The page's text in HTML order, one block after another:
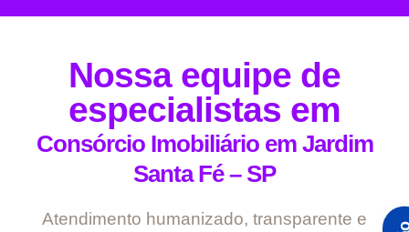
Nossa equipe de
especialistas em
Consórcio Imobiliário em Jardim
Santa Fé – SP
Atendimento humanizado, transparente e